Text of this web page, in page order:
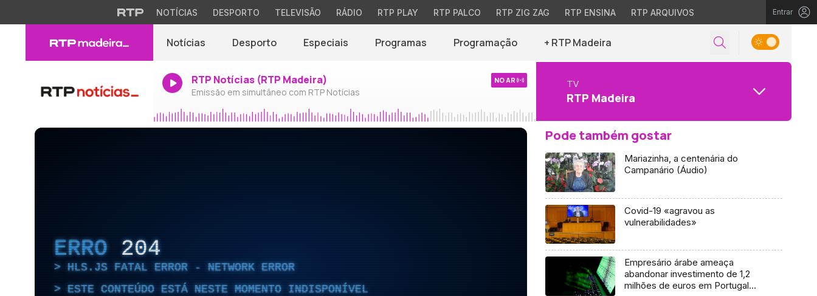
NOTÍCIAS DESPORTO TELEVISÃO RÁDIO RTP PLAY RTP PALCO RTP ZIG ZAG RTP ENSINA RTP ARQUIVOS Entrar
Notícias Desporto Especiais Programas Programação + RTP Madeira
RTP Notícias (RTP Madeira)
Emissão em simultâneo com RTP Notícias
NO AR TV
RTP Madeira
ERRO 204
HLS.JS FATAL ERROR - NETWORK ERROR
ESTE CONTEÚDO ESTÁ NESTE MOMENTO INDISPONÍVEL
Pode também gostar
Mariazinha, a centenária do
Campanário (Áudio)
Covid-19 «agravou as
vulnerabilidades»
Empresário árabe ameaça
abandonar investimento de 1,2
milhões de euros em Portugal